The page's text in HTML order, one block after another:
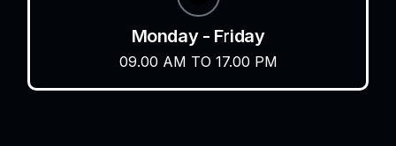
Monday - Friday
09.00 AM TO 17.00 PM